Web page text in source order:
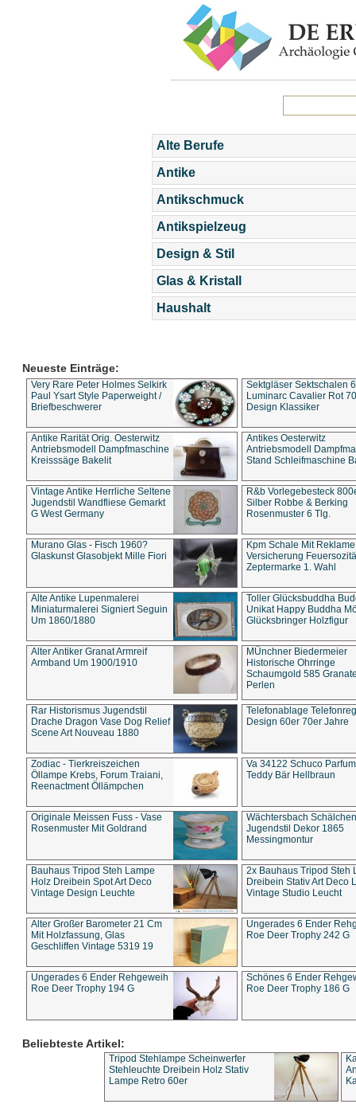
Alte Berufe
Antike
Antikschmuck
Antikspielzeug
Design & Stil
Glas & Kristall
Haushalt
Neueste Einträge:
Very Rare Peter Holmes Selkirk
Paul Ysart Style Paperweight /
Briefbeschwerer
Sektgläser Sektschalen
Luminarc Cavalier Rot
Design Klassiker
Antike Rarität Orig. Oesterwitz
Antriebsmodell Dampfmaschine
Kreisssäge Bakelit
Antikes Oesterwitz
Antriebsmodell
Stand Schleifmaschine
Vintage Antike Herrliche Seltene
Jugendstil Wandfliese Gemarkt
G West Germany
R&b Vorlegebesteck
Silber Robbe & Berking
Rosenmuster 6 Tlg.
Murano Glas - Fisch 1960?
Glaskunst Glasobjekt Mille Fiori
Kpm Schale Mit Reklame
Versicherung
Zeptermarke 1. Wahl
Alte Antike Lupenmalerei
Miniaturmalerei Signiert Seguin
Um 1860/1880
Toller Glücksbuddha
Unikat Happy Buddha
Glücksbringer Holzfigur
Alter Antiker Granat Armreif
Armband Um 1900/1910
MÜnchner Biedermeier
Historische Ohrringe
Schaumgold 585
Perlen
Rar Historismus Jugendstil
Drache Dragon Vase Dog Relief
Scene Art Nouveau 1880
Telefonablage
Design 60er 70er Jahre
Zodiac - Tierkreiszeichen
Öllampe Krebs, Forum Traiani,
Reenactment Öllämpchen
Va 34122 Schuco
Teddy Bär Hellbraun
Originale Meissen Fuss - Vase
Rosenmuster Mit Goldrand
Wächtersbach Schälchen
Jugendstil Dekor 1865
Messingmontur
Bauhaus Tripod Steh Lampe
Holz Dreibein Spot Art Deco
Vintage Design Leuchte
2x Bauhaus Tripod Steh
Dreibein Stativ Art Deco
Vintage Studio Leucht
Alter Großer Barometer 21 Cm
Mit Holzfassung, Glas
Geschliffen Vintage 5319 19
Ungerades 6 Ender
Roe Deer Trophy 242 G
Ungerades 6 Ender Rehgeweih
Roe Deer Trophy 194 G
Schönes 6 Ender
Roe Deer Trophy 186 G
Beliebteste Artikel:
Tripod Stehlampe Scheinwerfer
Stehleuchte Dreibein Holz Stativ
Lampe Retro 60er